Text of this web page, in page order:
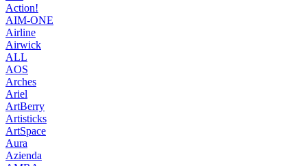
Action!
AIM-ONE
Airline
Airwick
ALL
AOS
Arches
Ariel
ArtBerry
Artisticks
ArtSpace
Aura
Azienda